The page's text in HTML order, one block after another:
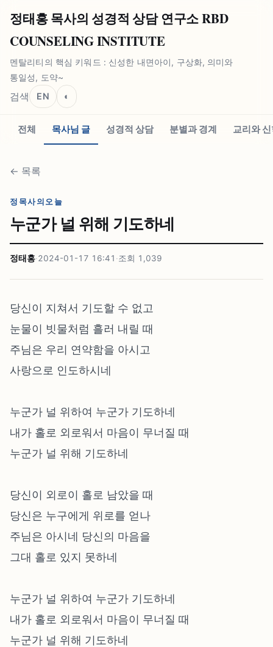
정태홍 목사의 성경적 상담 연구소 RBD
COUNSELING INSTITUTE
멘탈리티의 핵심 키워드 : 신성한 내면아이, 구상화, 의미와
통일성, 도약~
검색 EN ◐
전체 목사님 글 성경적 상담 분별과 경계 교리와
← 목록
정목사의오늘
누군가 널 위해 기도하네
정태홍·2024-01-17 16:41 ·조회 1,039
당신이 지쳐서 기도할 수 없고
눈물이 빗물처럼 흘러 내릴 때
주님은 우리 연약함을 아시고
사랑으로 인도하시네
누군가 널 위하여 누군가 기도하네
내가 홀로 외로워서 마음이 무너질 때
누군가 널 위해 기도하네
당신이 외로이 홀로 남았을 때
당신은 누구에게 위로를 얻나
주님은 아시네 당신의 마음을
그대 홀로 있지 못하네
누군가 널 위하여 누군가 기도하네
내가 홀로 외로워서 마음이 무너질 때
누군가 널 위해 기도하네